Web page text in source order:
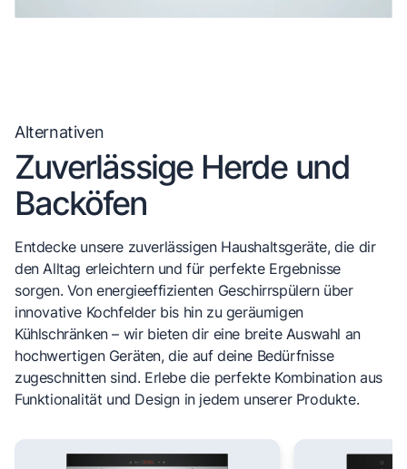
Alternativen
Zuverlässige Herde und
Backöfen
Entdecke unsere zuverlässigen Haushaltsgeräte, die dir
den Alltag erleichtern und für perfekte Ergebnisse
sorgen. Von energieeffizienten Geschirrspülern über
innovative Kochfelder bis hin zu geräumigen
Kühlschränken – wir bieten dir eine breite Auswahl an
hochwertigen Geräten, die auf deine Bedürfnisse
zugeschnitten sind. Erlebe die perfekte Kombination aus
Funktionalität und Design in jedem unserer Produkte.